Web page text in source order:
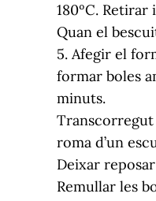
180ºC.
Quan el
5. Afegir el
formar boles
minuts.
Transcorregut
roma d’un
Deixar
Remullar les